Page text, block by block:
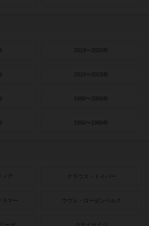
2019〜2020年
2010〜2015年
1990〜2000年
1950〜1980年
ィア クラウス・トイバー
ラマー ウヴェ・ローゼンベルク
ーゼ カナイセイジ